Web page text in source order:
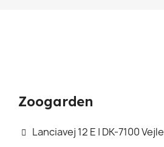
Zoogarden
Lanciavej 12 E | DK-7100 Vejle